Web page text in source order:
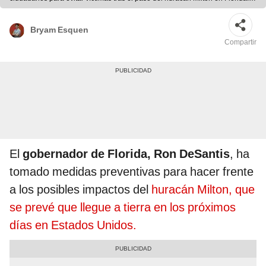
Foto: composición LR/AFP PHOTO / NOAA / RAMMB
Bryam Esquen
Compartir
El gobernador de Florida, Ron DeSantis, ha
tomado medidas preventivas para hacer frente
a los posibles impactos del huracán Milton, que
se prevé que llegue a tierra en los próximos
días en Estados Unidos.